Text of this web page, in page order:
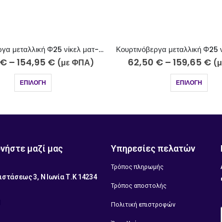
Κουρτινόβεργα μεταλλική Φ25 νίκελ ματ-strass Σαντορίνη Κ20-2510-18
€–159,65€ (με ΦΠΑ)
ΕΠΙΛΟΓΉ
59,60€–177,70€
ΕΠΙΛΟΓΉ
μαζί μας
3, Ν Ιωνία Τ.Κ 14234
Υπηρεσίες πελατών
Τρόπος πληρωμής
Τρόπος αποστολής
Πολιτική επιστροφών